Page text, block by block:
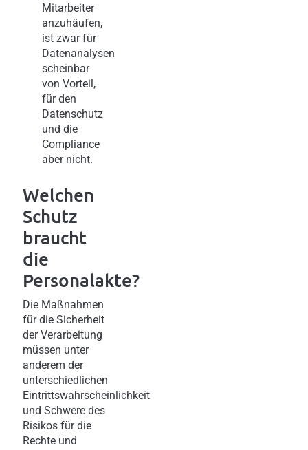
Mitarbeiter
anzuhäufen,
ist zwar für
Datenanalysen
scheinbar
von Vorteil,
für den
Datenschutz
und die
Compliance
aber nicht.
Welchen
Schutz
braucht
die
Personalakte?
Die Maßnahmen
für die Sicherheit
der Verarbeitung
müssen unter
anderem der
unterschiedlichen
Eintrittswahrscheinlichkeit
und Schwere des
Risikos für die
Rechte und